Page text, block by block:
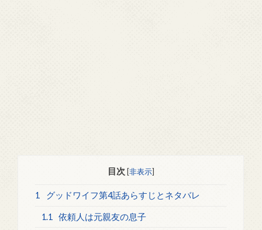
目次 [非表示]
1 グッドワイフ第4話あらすじとネタバレ
1.1 依頼人は元親友の息子